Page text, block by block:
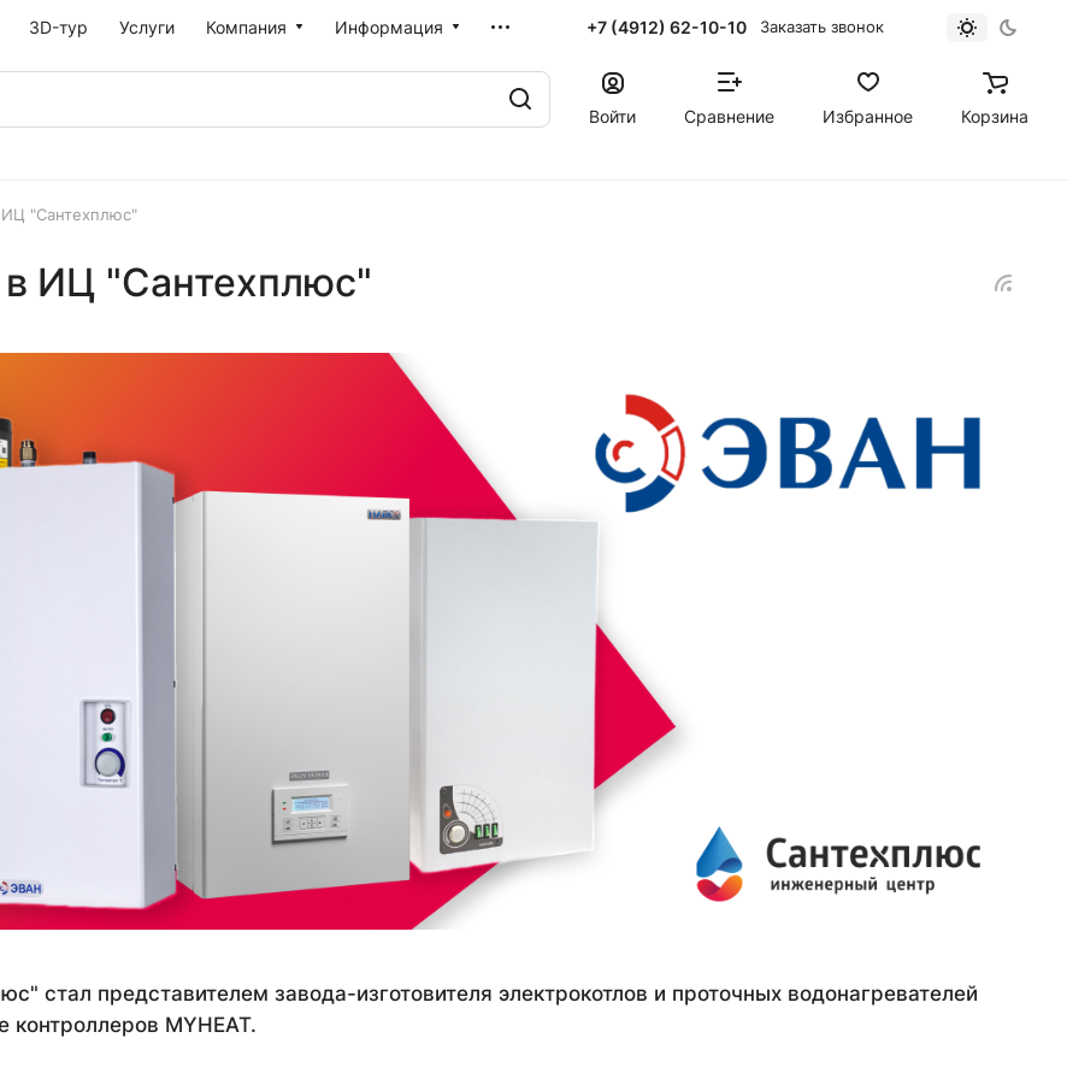
3D-тур Услуги Компания Информация +7 (4912) 62-10-10 Заказать звонок
Войти Сравнение Избранное Корзина
"Сантехплюс"
ИЦ "Сантехплюс"
стал представителем завода-изготовителя электрокотлов и проточных водонагревателей
MYHEAT.